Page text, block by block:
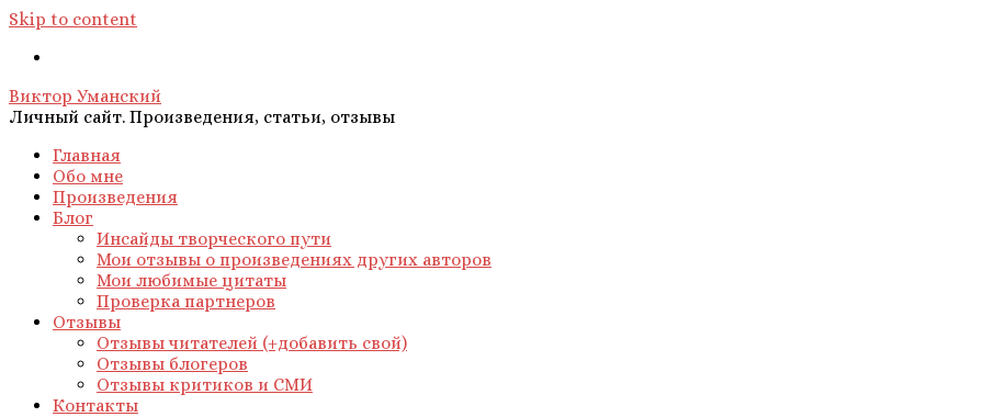
Skip to content
Виктор Уманский
Личный сайт. Произведения, статьи, отзывы
Главная
Обо мне
Произведения
Блог
Инсайды творческого пути
Мои отзывы о произведениях других авторов
Мои любимые цитаты
Проверка партнеров
Отзывы
Отзывы читателей (+добавить свой)
Отзывы блогеров
Отзывы критиков и СМИ
Контакты